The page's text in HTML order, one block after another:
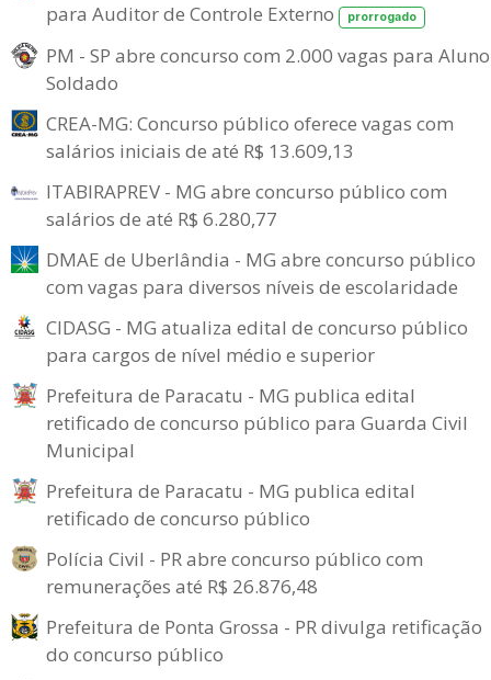
para Auditor de Controle Externo
prorrogado
PM - SP abre concurso com 2.000 vagas para
Soldado
CREA-MG: Concurso público oferece vagas com
salários iniciais de até R$ 13.609,13
ITABIRAPREV - MG abre concurso público com
salários de até R$ 6.280,77
DMAE de Uberlândia - MG abre concurso público
com vagas para diversos níveis de escolaridade
CIDASG - MG atualiza edital de concurso público
para cargos de nível médio e superior
Prefeitura de Paracatu - MG publica edital
retificado de concurso público para Guarda Civil
Municipal
Prefeitura de Paracatu - MG publica edital
retificado de concurso público
Polícia Civil - PR abre concurso público com
remunerações até R$ 26.876,48
Prefeitura de Ponta Grossa - PR divulga retificação
do concurso público